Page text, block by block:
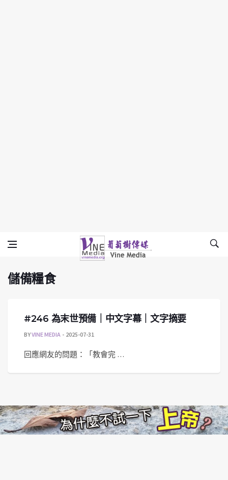
儲備糧食
Vine Media
葡萄樹傳媒
儲備糧食
#246 為末世預備｜中文字幕｜文字摘要
BYVINE MEDIA 2025-07-31
回應網友的問題：「教會完 …